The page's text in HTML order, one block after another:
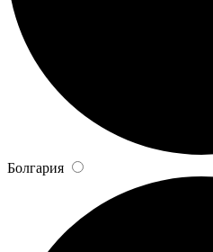
Болгария